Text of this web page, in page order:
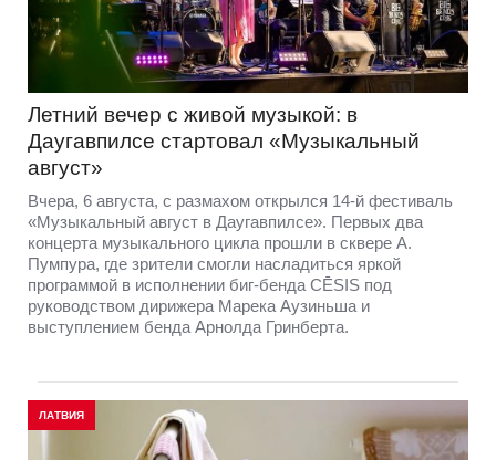
Летний вечер с живой музыкой: в
Даугавпилсе стартовал «Музыкальный
август»
Вчера, 6 августа, с размахом открылся 14-й фестиваль
«Музыкальный август в Даугавпилсе». Первых два
концерта музыкального цикла прошли в сквере А.
Пумпура, где зрители смогли насладиться яркой
программой в исполнении биг-бенда CĒSIS под
руководством дирижера Марека Аузиньша и
выступлением бенда Арнолда Гринберта.
ЛАТВИЯ